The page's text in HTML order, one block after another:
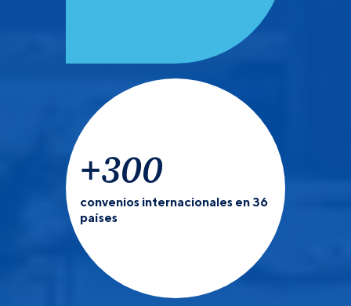
+300
convenios internacionales en 36
países